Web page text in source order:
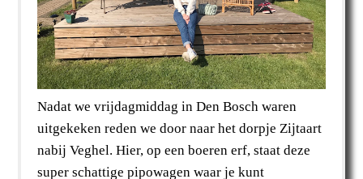
Nadat we vrijdagmiddag in Den Bosch waren
uitgekeken reden we door naar het dorpje Zijtaart
nabij Veghel. Hier, op een boeren erf, staat deze
super schattige pipowagen waar je kunt